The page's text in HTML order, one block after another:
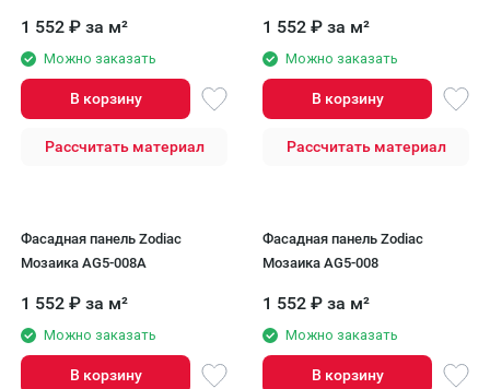
1 552 ₽ за м²
Можно заказать
В корзину
Рассчитать материал
1 552 ₽ за м²
Можно заказать
В корзину
Рассчитать материал
Фасадная панель Zodiac
Мозаика AG5-008A
1 552 ₽ за м²
Можно заказать
В корзину
Фасадная панель Zodiac
Мозаика AG5-008
1 552 ₽ за м²
Можно заказать
В корзину